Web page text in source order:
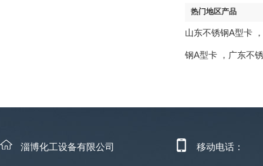
热门地区产品
山东不锈钢A型卡 ，
钢A型卡 ， 广东不
淄博化工设备有限公司 移动电话：